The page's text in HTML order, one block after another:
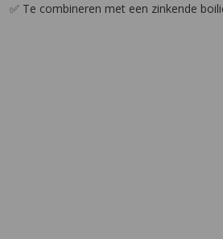
✅ Te combineren met een zinkende